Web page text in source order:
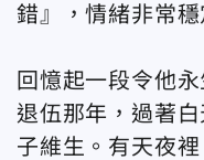
錯』，情緒非常穩
回憶起一段令他
退伍那年，過著
子維生。有天夜